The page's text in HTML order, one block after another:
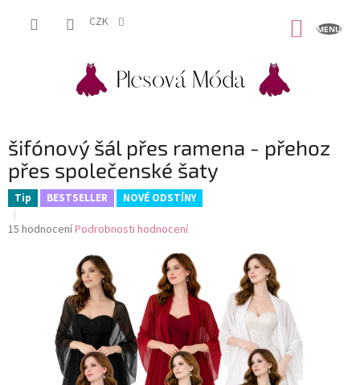
CZK
šifónový šál přes ramena - přehoz
přes společenské šaty
Tip BESTSELLER NOVÉ ODSTÍNY
Průměrné
hvězdiček.
15 hodnoceníPodrobnosti hodnocení